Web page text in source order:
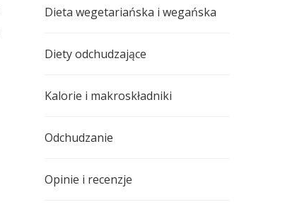
Dieta wegetariańska i wegańska
Diety odchudzające
Kalorie i makroskładniki
Odchudzanie
Opinie i recenzje